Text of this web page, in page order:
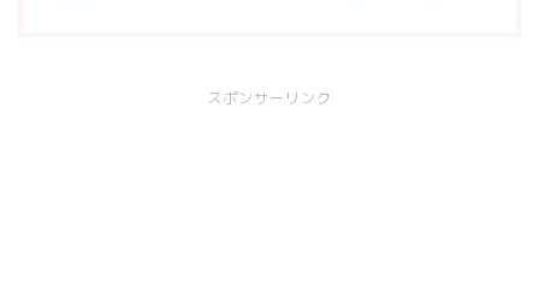
スポンサーリンク